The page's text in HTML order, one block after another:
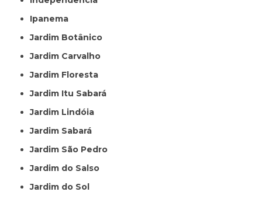
Ipanema
Jardim Botânico
Jardim Carvalho
Jardim Floresta
Jardim Itu Sabará
Jardim Lindóia
Jardim Sabará
Jardim São Pedro
Jardim do Salso
Jardim do Sol